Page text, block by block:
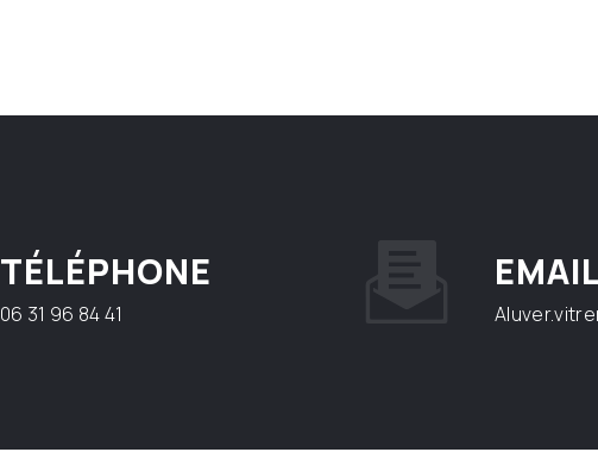
TÉLÉPHONE
06 31 96 84 41
EMAIL